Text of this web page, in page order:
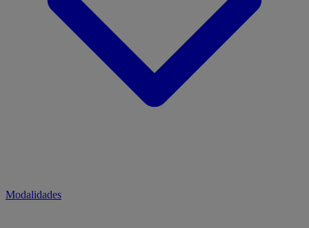
Modalidades